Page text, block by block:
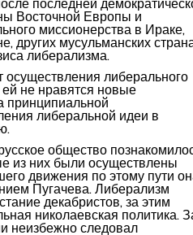
последней
Восточной Европы и
миссионерства в Ираке,
других мусульманских
либерализма.
осуществления либерального
ей не нравятся новые
принципиальной
либеральной идеи в
общество
из них были осуществлены
движения по этому пути
Пугачева. Либерализм
декабристов, за этим
николаевская политика.
неизбежно следовал